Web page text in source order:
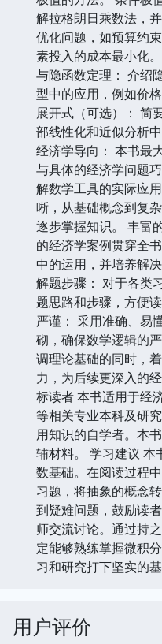
解拉格朗日乘数法，
优化问题，如预算约
素投入的成本最小化
与隐函数定理： 介绍
型中的应用，例如价
展开式（可选）： 简
部线性化和近似分析
经济学导向： 本书最
与具体的经济学问题
解数学工具的实际应
晰，从基础概念到复
逐步掌握知识。 丰富
的经济学案例贯穿全
中的运用，并培养解
解题步骤： 对于各类
题思路和步骤，方便
严谨： 采用准确、易
砌，确保数学逻辑的
调理论基础的同时，
力，为后续更深入的
标读者 本书适用于经
等相关专业本科及研
用知识的自学者。本
辅材料。 学习建议 本
数基础。在阅读过程
习题，将抽象的概念
到疑难问题，鼓励读
师交流讨论。通过持
定能够熟练掌握微积
习和研究打下坚实的基
用户评价